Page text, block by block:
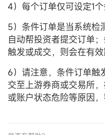
4）每个订单仅可设定1个
5）条件订单是当系统检
自动帮投资者提交订单
触发或成交，则会在有效
6）请注意，条件订单触
交至上游券商或交易所
或账户状态危险等原因